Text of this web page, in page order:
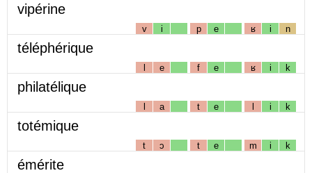
vipérine
v i p e ʁ i n
téléphérique
l e f e ʁ i k
philatélique
l a t e l i k
totémique
t ɔ t e m i k
émérite